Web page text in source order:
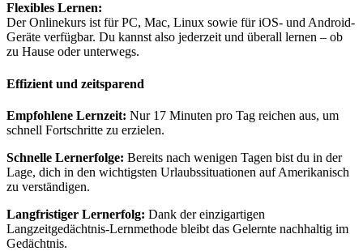
Flexibles Lernen:
Der Onlinekurs ist für PC, Mac, Linux sowie für iOS- und Android-
Geräte verfügbar. Du kannst also jederzeit und überall lernen – ob
zu Hause oder unterwegs.
Effizient und zeitsparend
Empfohlene Lernzeit: Nur 17 Minuten pro Tag reichen aus, um
schnell Fortschritte zu erzielen.
Schnelle Lernerfolge: Bereits nach wenigen Tagen bist du in der
Lage, dich in den wichtigsten Urlaubssituationen auf Amerikanisch
zu verständigen.
Langfristiger Lernerfolg: Dank der einzigartigen
Langzeitgedächtnis-Lernmethode bleibt das Gelernte nachhaltig im
Gedächtnis.